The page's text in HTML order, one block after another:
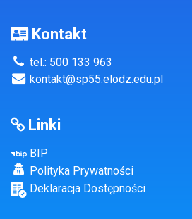
Kontakt
tel.: 500 133 963
kontakt@sp55.elodz.edu.pl
Linki
BIP
Polityka Prywatności
Deklaracja Dostępności